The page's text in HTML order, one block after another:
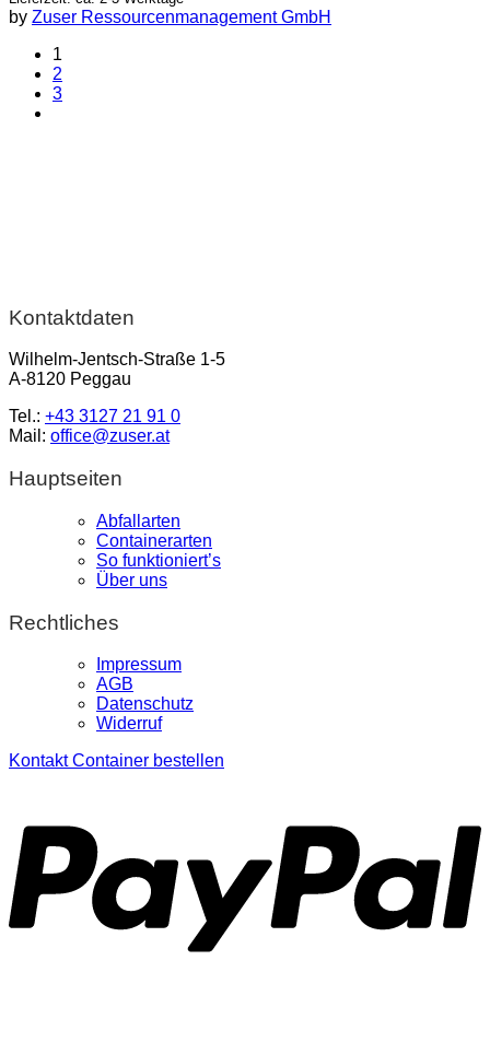
by Zuser Ressourcenmanagement GmbH
1
2
3
Kontaktdaten
Wilhelm-Jentsch-Straße 1-5
A-8120 Peggau
Tel.: +43 3127 21 91 0
Mail: office@zuser.at
Hauptseiten
Abfallarten
Containerarten
So funktioniert’s
Über uns
Rechtliches
Impressum
AGB
Datenschutz
Widerruf
Kontakt Container bestellen